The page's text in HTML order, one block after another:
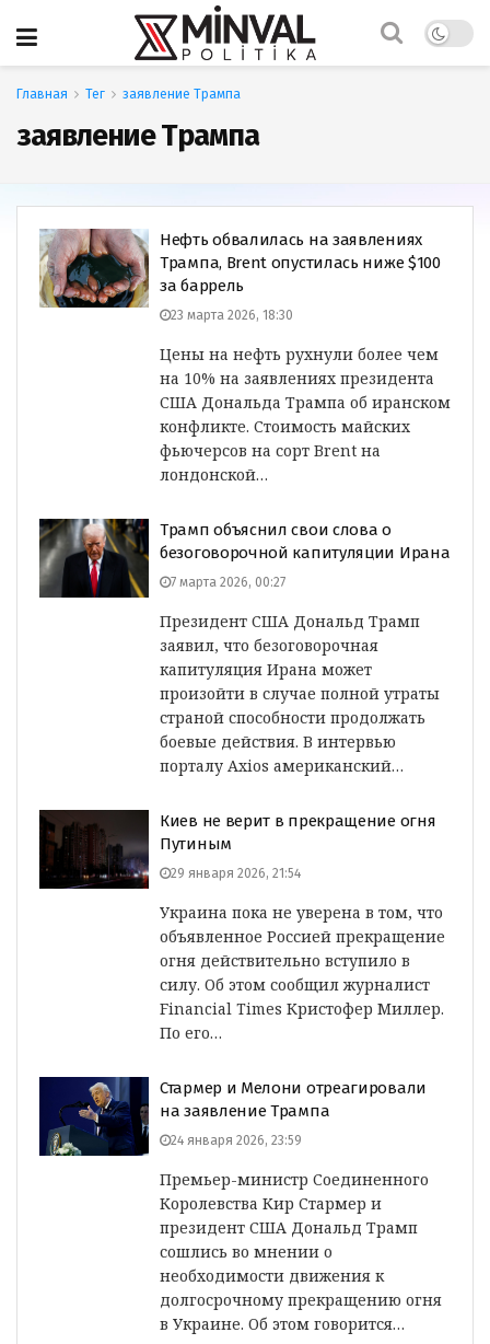
Главная Тег заявление Трампа
заявление Трампа
Нефть обвалилась на заявлениях
Трампа, Brent опустилась ниже $100
за баррель
23 марта 2026, 18:30
Цены на нефть рухнули более чем
на 10% на заявлениях президента
США Дональда Трампа об иранском
конфликте. Стоимость майских
фьючерсов на сорт Brent на
лондонской…
Трамп объяснил свои слова о
безоговорочной капитуляции Ирана
7 марта 2026, 00:27
Президент США Дональд Трамп
заявил, что безоговорочная
капитуляция Ирана может
произойти в случае полной утраты
страной способности продолжать
боевые действия. В интервью
порталу Axios американский…
Киев не верит в прекращение огня
Путиным
29 января 2026, 21:54
Украина пока не уверена в том, что
объявленное Россией прекращение
огня действительно вступило в
силу. Об этом сообщил журналист
Financial Times Кристофер Миллер.
По его…
Стармер и Мелони отреагировали
на заявление Трампа
24 января 2026, 23:59
Премьер-министр Соединенного
Королевства Кир Стармер и
президент США Дональд Трамп
сошлись во мнении о
необходимости движения к
долгосрочному прекращению огня
в Украине. Об этом говорится…